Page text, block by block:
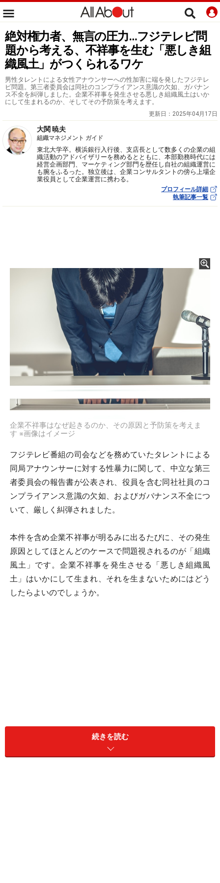
絶対権力者、無言の圧力…フジテレビ問
題から考える、不祥事を生む「悪しき組
織風土」がつくられるワケ
男性タレントによる女性アナウンサーへの性加害に端を発したフジテレ
ビ問題。第三者委員会は同社のコンプライアンス意識の欠如、ガバナン
ス不全を糾弾しました。企業不祥事を発生させる悪しき組織風土はいか
にして生まれるのか、そしてその予防策を考えます。
更新日： 2025年04月17日
大関 暁夫
組織マネジメント ガイド
東北大学卒。横浜銀行入行後、支店長として数多くの企業の組
織活動のアドバイザリーを務めるとともに、本部勤務時代には
経営企画部門、マーケティング部門を歴任し自社の組織運営に
も腕をふるった。独立後は、企業コンサルタントの傍ら上場企
業役員として企業運営に携わる。
プロフィール詳細
執筆記事一覧
企業不祥事はなぜ起きるのか、その原因と予防策を考えま
す ※画像はイメージ
フジテレビ番組の司会などを務めていたタレントによる
同局アナウンサーに対する性暴力に関して、中立な第三
者委員会の報告書が公表され、役員を含む同社社員のコ
ンプライアンス意識の欠如、およびガバナンス不全につ
いて、厳しく糾弾されました。
本件を含め企業不祥事が明るみに出るたびに、その発生
原因としてほとんどのケースで問題視されるのが「組織
風土」です。企業不祥事を発生させる「悪しき組織風
土」はいかにして生まれ、それを生まないためにはどう
したらよいのでしょうか。
続きを読む